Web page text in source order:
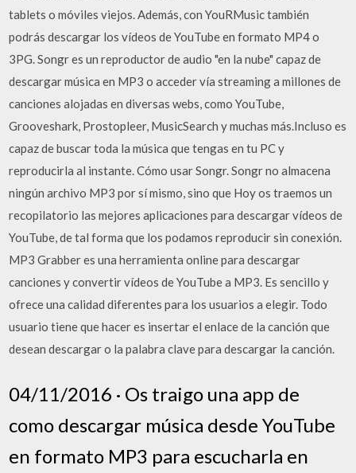
tablets o móviles viejos. Además, con YouRMusic también
podrás descargar los vídeos de YouTube en formato MP4 o
3PG. Songr es un reproductor de audio "en la nube" capaz de
descargar música en MP3 o acceder vía streaming a millones de
canciones alojadas en diversas webs, como YouTube,
Grooveshark, Prostopleer, MusicSearch y muchas más.Incluso es
capaz de buscar toda la música que tengas en tu PC y
reproducirla al instante. Cómo usar Songr. Songr no almacena
ningún archivo MP3 por sí mismo, sino que Hoy os traemos un
recopilatorio las mejores aplicaciones para descargar vídeos de
YouTube, de tal forma que los podamos reproducir sin conexión.
MP3 Grabber es una herramienta online para descargar
canciones y convertir vídeos de YouTube a MP3. Es sencillo y
ofrece una calidad diferentes para los usuarios a elegir. Todo
usuario tiene que hacer es insertar el enlace de la canción que
desean descargar o la palabra clave para descargar la canción.
04/11/2016 · Os traigo una app de
como descargar música desde YouTube
en formato MP3 para escucharla en